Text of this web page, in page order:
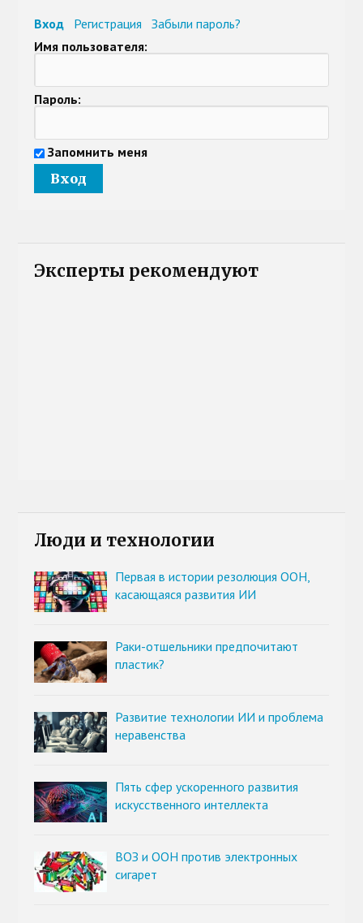
Вход Регистрация
Забыли пароль?
Имя пользователя:
Пароль:
Запомнить меня
Эксперты рекомендуют
Люди и технологии
Первая в истории резолюция ООН,
касающаяся развития ИИ
Раки-отшельники предпочитают
пластик?
Развитие технологии ИИ и проблема
неравенства
Пять сфер ускоренного развития
искусственного интеллекта
ВОЗ и ООН против электронных
сигарет